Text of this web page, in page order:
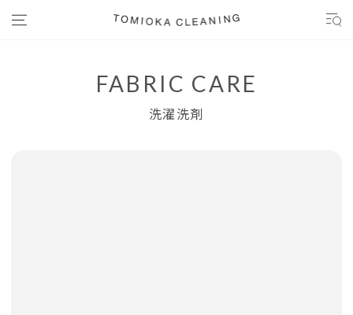
コンテンツにスキップする
FABRIC CARE
洗濯洗剤